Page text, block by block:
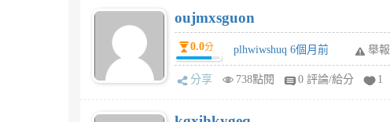
oujmxsguon
0.0分 plhwiwshuq 6個月前 舉報
分享 738點閱 0 評論/給分 1